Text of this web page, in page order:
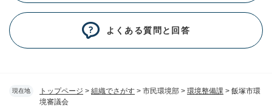
現在地 トップページ > 組織でさがす > 市民環境部 > 環境整備課 > 飯塚市環
境審議会
よくある質問と回答